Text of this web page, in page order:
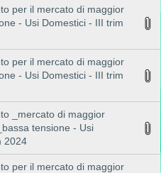
per il mercato di maggior
- Usi Domestici - III trim
per il mercato di maggior
- Usi Domestici - III trim
_mercato di maggior
tensione - Usi
2024
per il mercato di maggior